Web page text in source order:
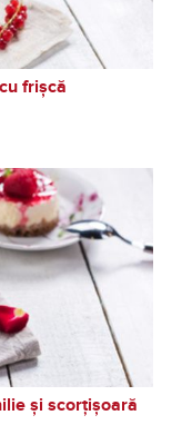
frișcă
și scorțișoară